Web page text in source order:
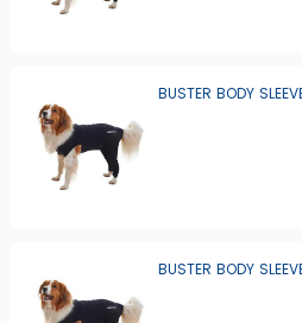
BUSTER BODY
BUSTER BODY